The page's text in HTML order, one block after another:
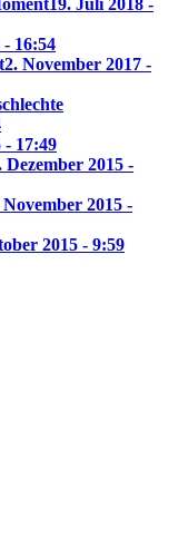
19. Juli 2018 -
16:54
2. November 2017 -
- 17:49
Dezember 2015 -
November 2015 -
2015 - 9:59